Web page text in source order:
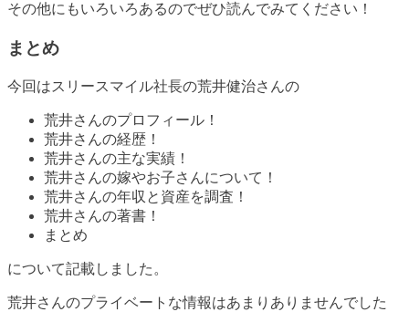
その他にもいろいろあるのでぜひ読んでみてください！
まとめ
今回はスリースマイル社長の荒井健治さんの
荒井さんのプロフィール！
荒井さんの経歴！
荒井さんの主な実績！
荒井さんの嫁やお子さんについて！
荒井さんの年収と資産を調査！
荒井さんの著書！
まとめ
について記載しました。
荒井さんのプライベートな情報はあまりありませんでした